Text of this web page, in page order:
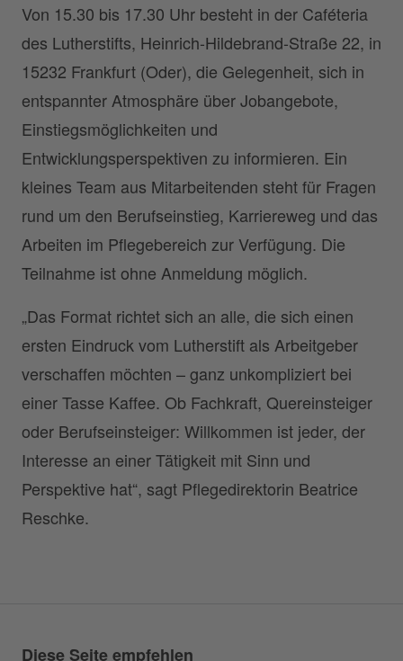
Von 15.30 bis 17.30 Uhr besteht in der Caféteria
des Lutherstifts, Heinrich-Hildebrand-Straße 22, in
15232 Frankfurt (Oder), die Gelegenheit, sich in
entspannter Atmosphäre über Jobangebote,
Einstiegsmöglichkeiten und
Entwicklungsperspektiven zu informieren. Ein
kleines Team aus Mitarbeitenden steht für Fragen
rund um den Berufseinstieg, Karriereweg und das
Arbeiten im Pflegebereich zur Verfügung. Die
Teilnahme ist ohne Anmeldung möglich.
„Das Format richtet sich an alle, die sich einen
ersten Eindruck vom Lutherstift als Arbeitgeber
verschaffen möchten – ganz unkompliziert bei
einer Tasse Kaffee. Ob Fachkraft, Quereinsteiger
oder Berufseinsteiger: Willkommen ist jeder, der
Interesse an einer Tätigkeit mit Sinn und
Perspektive hat“, sagt Pflegedirektorin Beatrice
Reschke.
Diese Seite empfehlen